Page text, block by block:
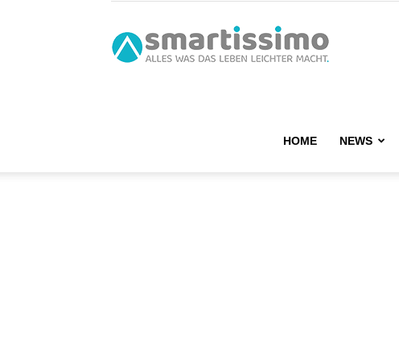
HOME NEWS